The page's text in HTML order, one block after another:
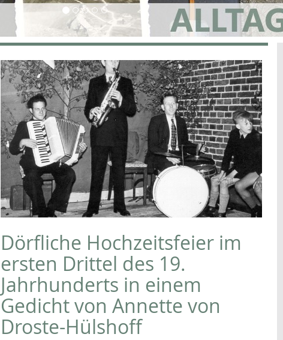
Dörfliche Hochzeitsfeier im
ersten Drittel des 19.
Jahrhunderts in einem
Gedicht von Annette von
Droste-Hülshoff